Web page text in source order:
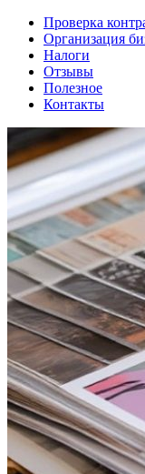
Проверка
Организация
Налоги
Отзывы
Полезное
Контакты